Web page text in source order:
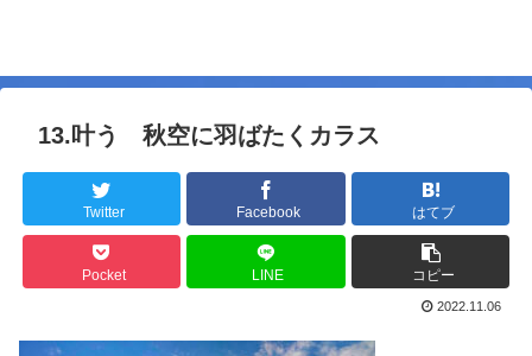
13.叶う 秋空に羽ばたくカラス
Twitter Facebook はてブ
Pocket LINE コピー
2022.11.06